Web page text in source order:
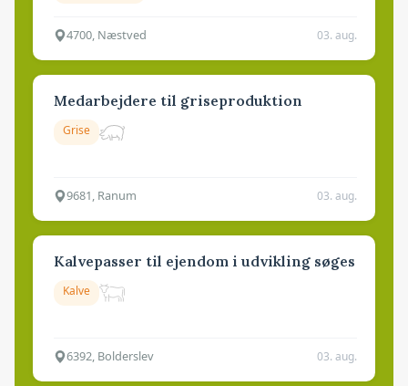
4700, Næstved 03. aug.
Medarbejdere til griseproduktion
Grise
9681, Ranum 03. aug.
Kalvepasser til ejendom i udvikling søges
Kalve
6392, Bolderslev 03. aug.